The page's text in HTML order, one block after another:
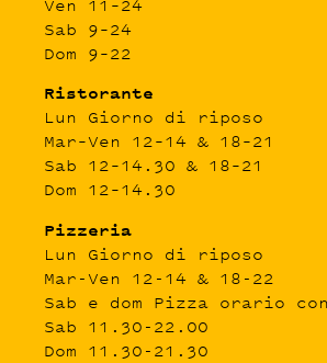
Ven 11–24
Sab 9–24
Dom 9–22
Ristorante
Lun Giorno di riposo
Mar–Ven 12–14 & 18–21
Sab 12–14.30 & 18–21
Dom 12–14.30
Pizzeria
Lun Giorno di riposo
Mar-Ven 12-14 & 18-22
Sab e dom Pizza orario
Sab 11.30-22.00
Dom 11.30-21.30